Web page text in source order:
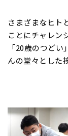
さまざまなヒト
ことにチャレン
「20歳のつど
んの堂々とした